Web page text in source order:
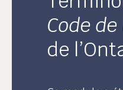
Code
de